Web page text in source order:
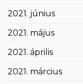
2021. június
2021. május
2021. április
2021. március